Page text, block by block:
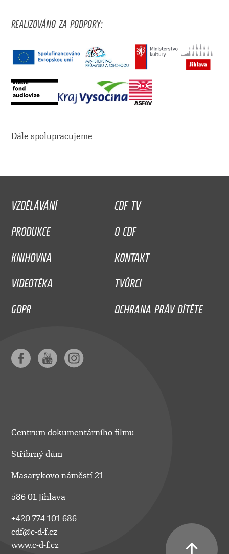
REALIZOVÁNO ZA PODPORY:
Dále spolupracujeme
VZDĚLÁVÁNÍ
CDF TV
PRODUKCE
O CDF
KNIHOVNA
KONTAKT
VIDEOTÉKA
TVŮRCI
GDPR
OCHRANA PRÁV DÍTĚTE
Centrum dokumentárního filmu
Stříbrný dům
Masarykovo náměstí 21
586 01 Jihlava
+420 774 101 686
cdf@c-d-f.cz
www.c-d-f.cz